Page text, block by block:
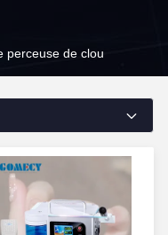
perceuse de clou